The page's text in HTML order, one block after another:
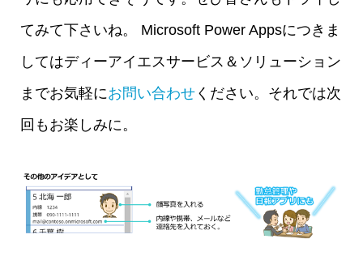
てみて下さいね。 Microsoft Power Appsにつきま
してはディーアイエスサービス＆ソリューション
までお気軽にお問い合わせください。それでは次
回もお楽しみに。